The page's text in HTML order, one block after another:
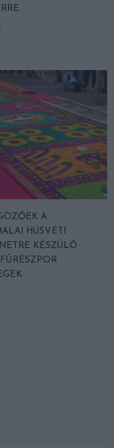
A
HÚSVÉTI
KÉSZÜLŐ